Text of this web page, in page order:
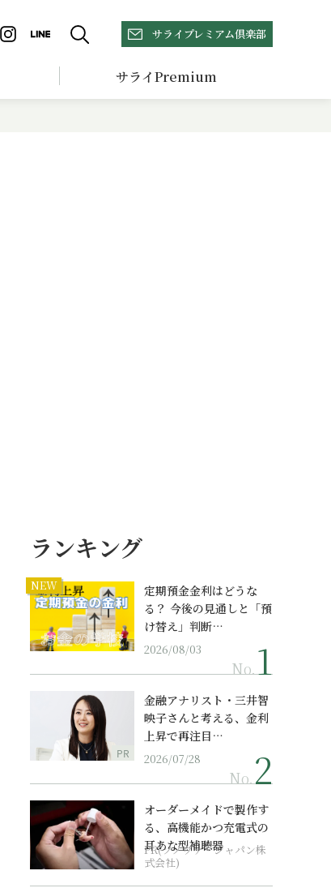
サライプレミアム倶楽部
サライPremium
ランキング
NEW
定期預金金利はどうな
る？ 今後の見通しと「預
け替え」判断…
2026/08/03
No.
PR
金融アナリスト・三井智
映子さんと考える、金利
上昇で再注目…
2026/07/28
No.
オーダーメイドで製作す
る、高機能かつ充電式の
耳あな型補聴器
PR(ソノヴァ・ジャパン株
式会社)